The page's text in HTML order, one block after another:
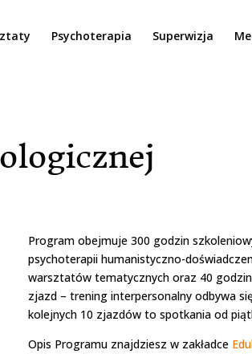
Psychoterapia Superwizja
Program obejmuje 300 godzin
psychoterapii humanistyczno-
warsztatów tematycznych oraz 40
zjazd – trening interpersonalny odbywa
kolejnych 10 zjazdów to spotkania od
Opis Programu znajdziesz w zakładce